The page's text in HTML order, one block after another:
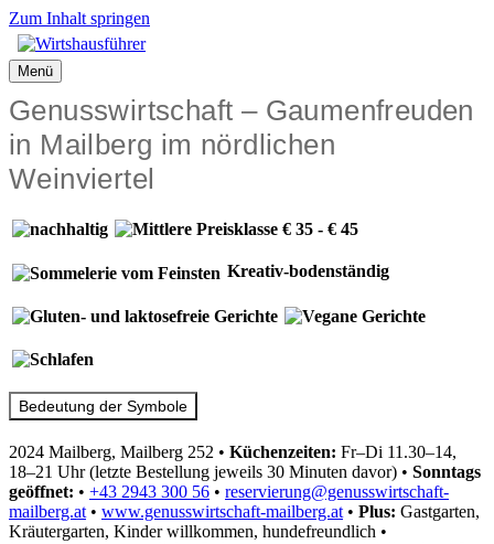
Zum Inhalt springen
Menü
Genusswirtschaft – Gaumenfreuden
in Mailberg im nördlichen
Weinviertel
Kreativ-bodenständig
Bedeutung der Symbole
2024 Mailberg, Mailberg 252 • Küchenzeiten: Fr–Di 11.30–14,
18–21 Uhr (letzte Bestellung jeweils 30 Minuten davor) • Sonntags
geöffnet: • +43 2943 300 56 • reservierung@genusswirtschaft-
mailberg.at • www.genusswirtschaft-mailberg.at • Plus: Gastgarten,
Kräutergarten, Kinder willkommen, hundefreundlich •